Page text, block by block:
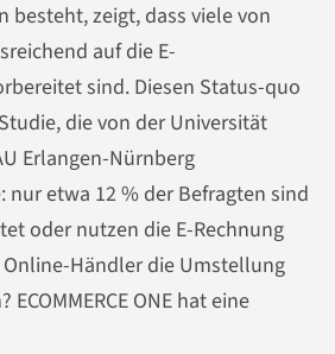
besteht, zeigt, dass viele von
auf die E-
sind. Diesen Status-quo
die von der Universität
Erlangen-Nürnberg
etwa 12 % der Befragten sind
oder nutzen die E-Rechnung
Händler die Umstellung
ONE hat eine